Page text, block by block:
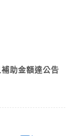
助金額達公告